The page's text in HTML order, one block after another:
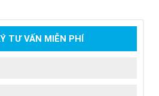
TƯ VẤN MIỄN PHÍ